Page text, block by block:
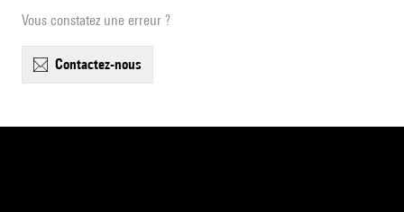
Vous constatez une erreur ?
contactez-nous